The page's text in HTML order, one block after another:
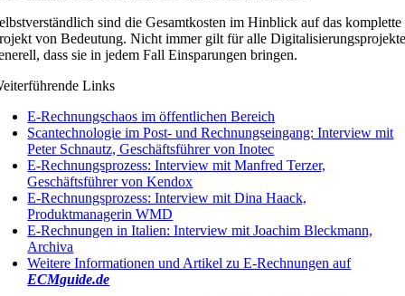
sind die Gesamtkosten im Hinblick auf das komplette
von Bedeutung. Nicht immer gilt für alle
dass sie in jedem Fall Einsparungen bringen.
Links
E-Rechnungschaos im öffentlichen Bereich
Scantechnologie im Post- und Rechnungseingang: Interview mit
Peter Schnautz, Geschäftsführer von Inotec
E-Rechnungsprozess: Interview mit Manfred Terzer,
Geschäftsführer von Kendox
E-Rechnungsprozess: Interview mit Dina Haack,
Produktmanagerin WMD
E-Rechnungen in Italien: Interview mit Joachim Bleckmann,
Archiva
Weitere Informationen und Artikel zu E-Rechnungen auf
ECMguide.de